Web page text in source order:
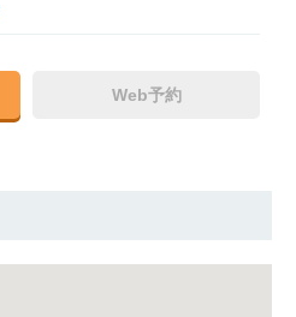
Web予約